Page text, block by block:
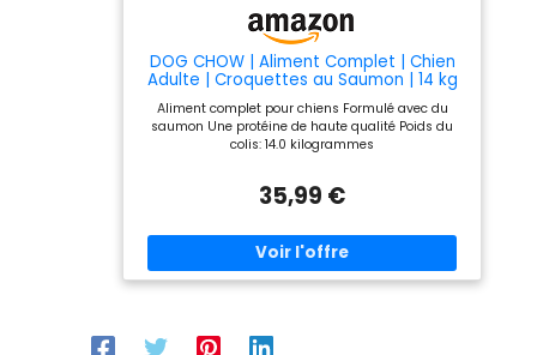
DOG CHOW | Aliment Complet | Chien
Adulte | Croquettes au Saumon | 14 kg
Aliment complet pour chiens Formulé avec du
saumon Une protéine de haute qualité Poids du
colis: 14.0 kilogrammes
35,99 €